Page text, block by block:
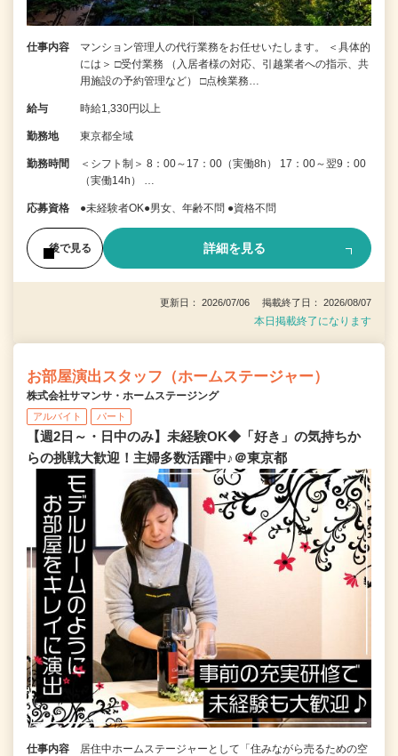
仕事内容
マンション管理人の代行業務をお任せいたします。 ＜具体的
には＞ □受付業務 （入居者様の対応、引越業者への指示、共
用施設の予約管理など） □点検業務…
給与 時給1,330円以上
勤務地 東京都全域
勤務時間
＜シフト制＞ 8：00～17：00（実働8h） 17：00～翌9：00
（実働14h） …
応募資格 ●未経験者OK●男女、年齢不問 ●資格不問
後で見る 詳細を見る
更新日： 2026/07/06 掲載終了日： 2026/08/07
本日掲載終了になります
お部屋演出スタッフ（ホームステージャー）
株式会社サマンサ・ホームステージング
アルバイト パート
【週2日～・日中のみ】未経験OK◆「好き」の気持ちか
らの挑戦大歓迎！主婦多数活躍中♪＠東京都
仕事内容
居住中ホームステージャーとして「住みながら売るための空